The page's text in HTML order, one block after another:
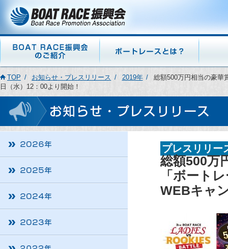
TOP お知らせ・プレスリリース 2019年
総額500万円相当の豪華
日（水）12：00より開始！
プレスリリー
総額500万
「ボート
WEBキャ